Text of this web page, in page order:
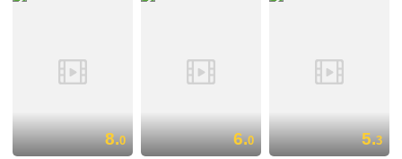
8.0 6.0 5.3